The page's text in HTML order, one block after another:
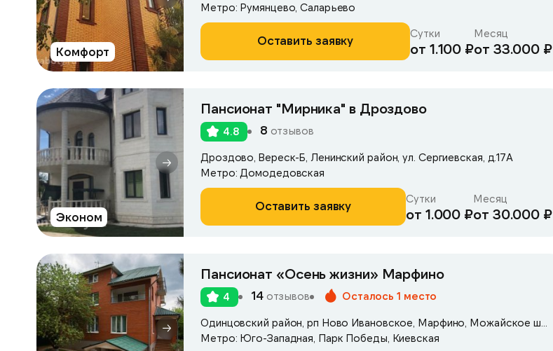
Комфорт
Метро: Румянцево, Саларьево
Оставить заявку Сутки
от 1.100 ₽
Месяц
от 33.000 ₽
Эконом
Пансионат "Мирника" в Дроздово
4.8 8 отзывов
Дроздово, Вереск-Б, Ленинский район, ул. Сергиевская, д.17А
Метро: Домодедовская
Оставить заявку Сутки
от 1.000 ₽
Месяц
от 30.000 ₽
Пансионат «Осень жизни» Марфино
4 14отзывов Осталось 1 место
Метро: Юго-Западная, Парк Победы, Киевская